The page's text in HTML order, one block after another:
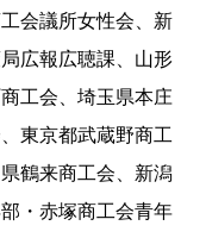
会議所女性会、新
広報広聴課、山形
工会、埼玉県本庄
東京都武蔵野商工
鶴来商工会、新潟
・赤塚商工会青年